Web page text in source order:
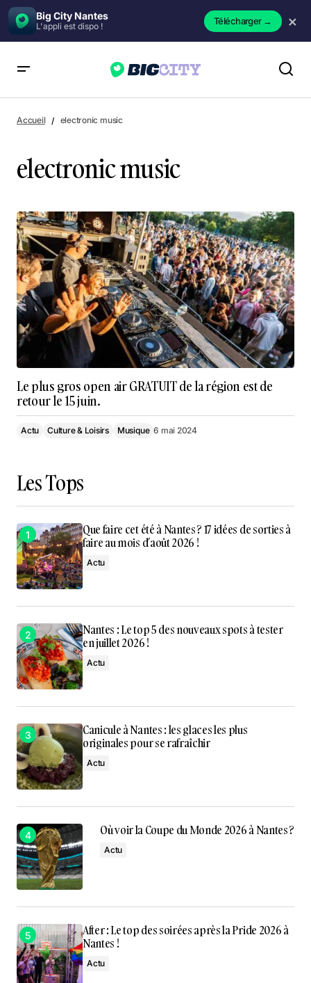
Big City Nantes
L'appli est dispo ! Télécharger→ ×
Accueil electronic music
electronic music
Le plus gros open air GRATUIT de la région est de
retour le 15 juin.
Actu Culture & Loisirs Musique 6 mai 2024
Les Tops
Que faire cet été à Nantes ? 17 idées de sorties à
faire au mois d’août 2026 !
Actu
Nantes : Le top 5 des nouveaux spots à tester
en juillet 2026 !
Actu
Canicule à Nantes : les glaces les plus
originales pour se rafraîchir
Actu
Où voir la Coupe du Monde 2026 à Nantes ?
Actu
After : Le top des soirées après la Pride 2026 à
Nantes !
Actu